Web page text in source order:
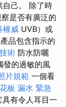
自己。 除了時
是否有廣泛的
權威 UVB）或
品包含指示的
術 防水防曬
發的過敏的風
片規範 一個看
板 漏水 緊急
有令人耳目一